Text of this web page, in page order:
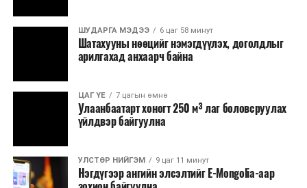
ШУДАРГА МЭДЭЭ 6 цаг 58 минут
Шатахууны нөөцийг нэмэгдүүлэх, доголдлыг
арилгахад анхаарч байна
ЦАГ ҮЕ 7 цагын өмнө
Улаанбаатарт хоногт 250 м³ лаг боловсруулах
үйлдвэр байгуулна
УЛСТӨР НИЙГЭМ 9 цаг 11 минут
Нэгдүгээр ангийн элсэлтийг E-Mongolia-аар